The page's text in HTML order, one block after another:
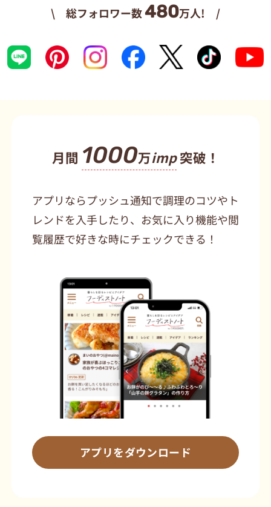
\ 総フォロワー数480万人! /
月間 1000万imp突破！
アプリならプッシュ通知で調理のコツやト
レンドを入手したり、お気に入り機能や閲
覧履歴で好きな時にチェックできる！
アプリをダウンロード